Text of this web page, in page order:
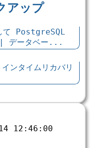
アップ
て PostgreSQL
| データベー...
ンタイムリカバリ
12:46:00